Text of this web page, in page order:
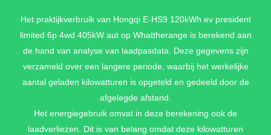
€ 1.995,-
MOUNTAIN GREY METALLIC/DAK ARTIC
BLACK METALLIC
MOUNTAIN GREY METALLIC/DAK
GLACIER WHITE METALLIC
Het praktijkverbruik van Hongqi E-HS9 120kWh ev president
limited 6p 4wd 405kW aut op Whattherange is berekend aan
de hand van analyse van laadpasdata. Deze gegevens zijn
verzameld over een langere periode, waarbij het werkelijke
aantal geladen kilowatturen is opgeteld en gedeeld door de
afgelegde afstand.
Het energiegebruik omvat in deze berekening ook de
laadverliezen. Dit is van belang omdat deze kilowatturen